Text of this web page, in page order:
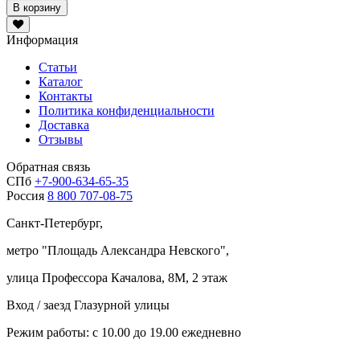
В корзину
Информация
Статьи
Каталог
Контакты
Политика конфиденциальности
Доставка
Отзывы
Обратная связь
СПб +7-900-634-65-35
Россия 8 800 707-08-75
Санкт-Петербург,
метро "Площадь Александра Невского",
улица Профессора Качалова, 8М, 2 этаж
Вход / заезд Глазурной улицы
Режим работы: с 10.00 до 19.00 ежедневно